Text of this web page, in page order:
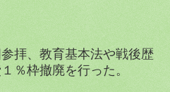
拝、教育基本法や戦後歴
％枠撤廃を行った。